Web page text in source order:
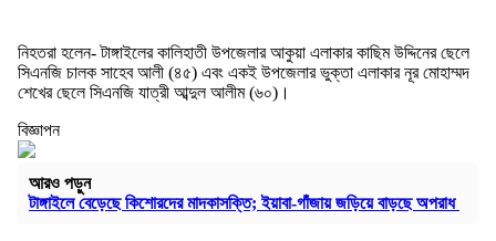
নিহতরা হলেন- টাঙ্গাইলের কালিহাতী উপজেলার আকুয়া এলাকার কাছিম উদ্দিনের ছেলে
সিএনজি চালক সাহেব আলী (৪৫) এবং একই উপজেলার ভুক্তা এলাকার নূর মোহাম্মদ
শেখের ছেলে সিএনজি যাত্রী আব্দুল আলীম (৬০)।
বিজ্ঞাপন
আরও পড়ুন
টাঙ্গাইলে বেড়েছে কিশোরদের মাদকাসক্তি; ইয়াবা-গাঁজায় জড়িয়ে বাড়ছে অপরাধ